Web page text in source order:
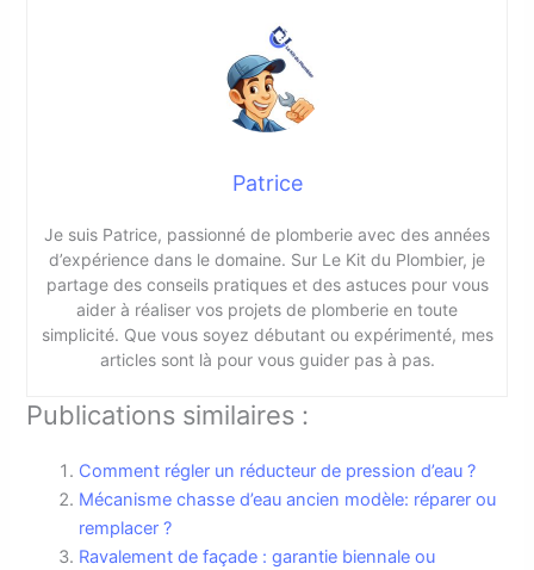
Patrice
Je suis Patrice, passionné de plomberie avec des années
d’expérience dans le domaine. Sur Le Kit du Plombier, je
partage des conseils pratiques et des astuces pour vous
aider à réaliser vos projets de plomberie en toute
simplicité. Que vous soyez débutant ou expérimenté, mes
articles sont là pour vous guider pas à pas.
Publications similaires :
Comment régler un réducteur de pression d’eau ?
Mécanisme chasse d’eau ancien modèle: réparer ou
remplacer ?
Ravalement de façade : garantie biennale ou